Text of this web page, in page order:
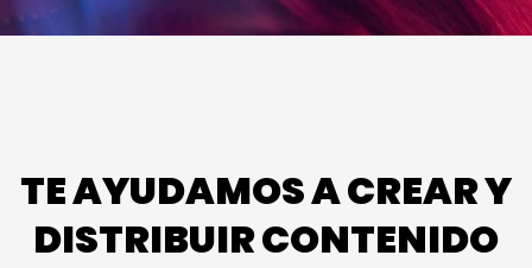
TE AYUDAMOS A CREAR Y
DISTRIBUIR CONTENIDO